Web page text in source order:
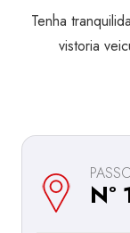
Tenha
vistoria
Nº